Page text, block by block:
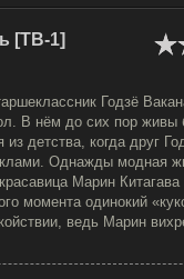
[ТВ-1]
Годзё
В нём до сих пор живы
из детства, когда друг
Однажды модная
Марин Китагава
момента одинокий
ведь Марин